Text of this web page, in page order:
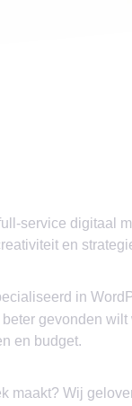
service digitaal
en
in
gevonden
en budget.
maakt? Wij